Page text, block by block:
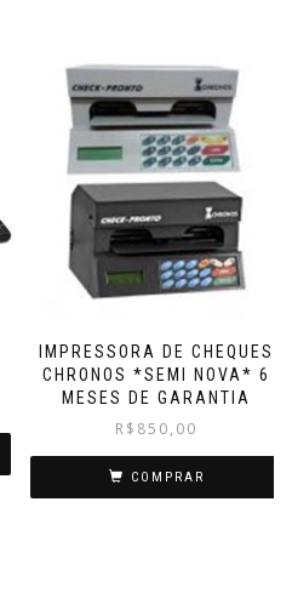
IMPRESSORA DE CHEQUES
CHRONOS *SEMI NOVA* 6
MESES DE GARANTIA
R$ 850,00
COMPRAR